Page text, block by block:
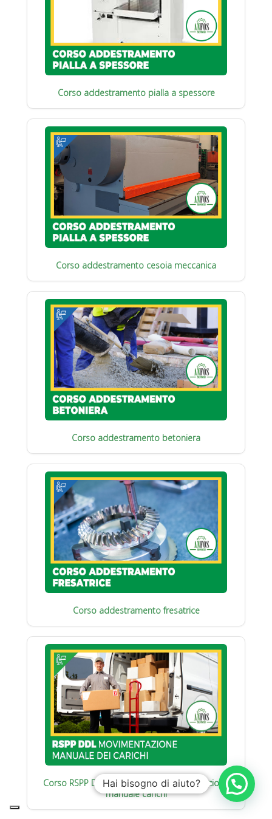
Corso addestramento pialla a spessore
Corso addestramento cesoia meccanica
Corso addestramento betoniera
Corso addestramento fresatrice
Corso RSPP Datore di Lavoro : Movimentazione
manuale carichi
Hai bisogno di aiuto?